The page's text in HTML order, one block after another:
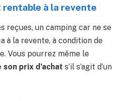
à la revente
reçues, un camping car ne se
à la revente, à condition de
Vous pourrez même le
prix d’achat s’il s’agit d’un